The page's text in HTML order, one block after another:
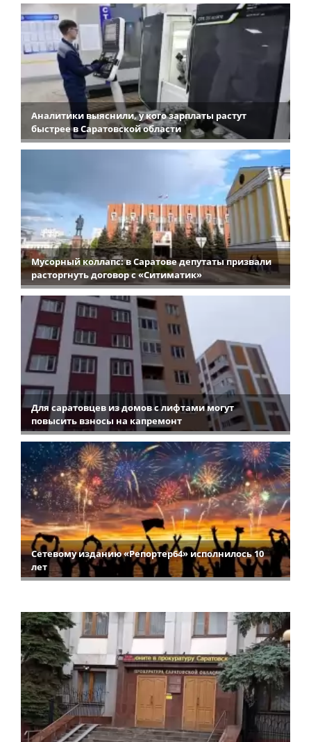
Аналитики выяснили, у кого зарплаты растут
быстрее в Саратовской области
Мусорный коллапс: в Саратове депутаты призвали
расторгнуть договор с «Ситиматик»
Для саратовцев из домов с лифтами могут
повысить взносы на капремонт
Сетевому изданию «Репортер64» исполнилось 10
лет